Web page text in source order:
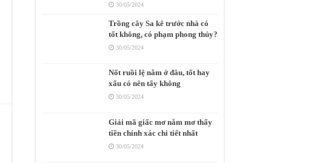
30/05/2024
Trồng cây Sa kê trước nhà có
tốt không, có phạm phong thủy?
30/05/2024
Nốt ruồi lệ nằm ở đâu, tốt hay
xấu có nên tẩy không
30/05/2024
Giải mã giấc mơ nằm mơ thấy
tiền chính xác chi tiết nhất
30/05/2024